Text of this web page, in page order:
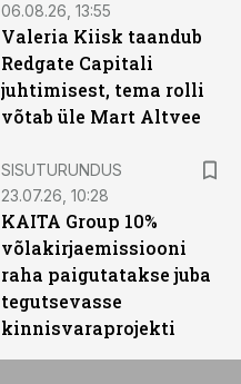
06.08.26, 13:55
Valeria Kiisk taandub
Redgate Capitali
juhtimisest, tema rolli
võtab üle Mart Altvee
SISUTURUNDUS
23.07.26, 10:28
KAITA Group 10%
võlakirjaemissiooni
raha paigutatakse juba
tegutsevasse
kinnisvaraprojekti